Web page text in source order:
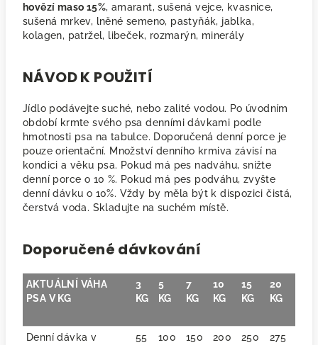
hovězí maso 15%, amarant, sušená vejce, kvasnice,
sušená mrkev, lněné semeno, pastyňák, jablka,
kolagen, patržel, libeček, rozmarýn, minerály
NÁVOD K POUŽITÍ
Jídlo podávejte suché, nebo zalité vodou. Po úvodním
období krmte svého psa denními dávkami podle
hmotnosti psa na tabulce. Doporučená denní porce je
pouze orientační. Množství denního krmiva závisí na
kondici a věku psa. Pokud má pes nadváhu, snižte
denní porce o 10 %. Pokud má pes podváhu, zvyšte
denní dávku o 10%. Vždy by měla být k dispozici čistá,
čerstvá voda. Skladujte na suchém místě.
Doporučené dávkování
AKTUÁLNÍ VÁHA
PSA V KG
3
KG
5
KG
7
KG
10
KG
15
KG
20
KG
Denní dávka v
55
100
150
200
250
275